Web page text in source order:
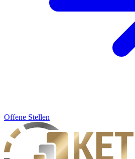
Offene Stellen